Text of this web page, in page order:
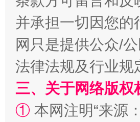
“蜀中异人”王建安的艺术幻境
并承担一切因您的
网只是提供公众/
法律法规及行业规
三、关于网络版权
① 本网注明“来源